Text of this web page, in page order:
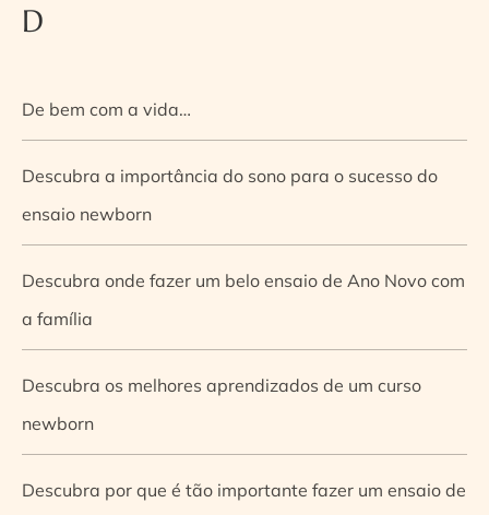
D
De bem com a vida…
Descubra a importância do sono para o sucesso do
ensaio newborn
Descubra onde fazer um belo ensaio de Ano Novo com
a família
Descubra os melhores aprendizados de um curso
newborn
Descubra por que é tão importante fazer um ensaio de